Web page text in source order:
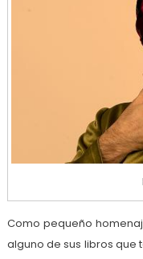
Como pequeño
alguno de sus libros que